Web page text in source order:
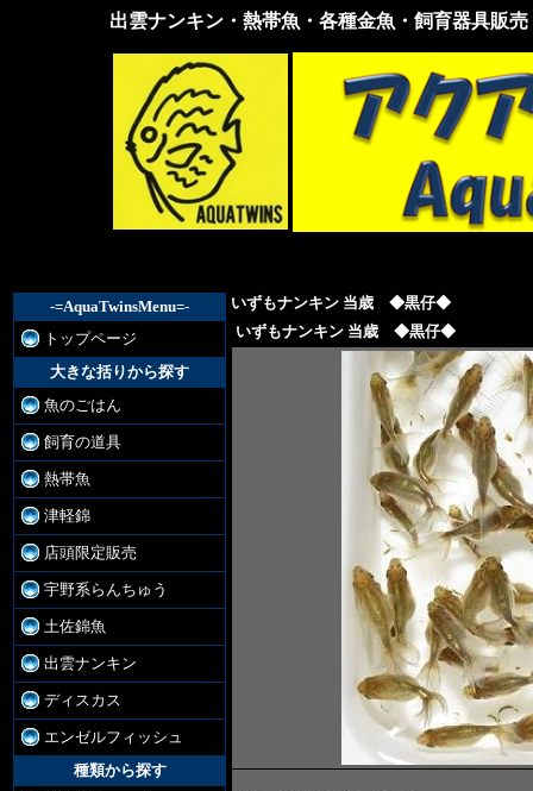
出雲ナンキン・熱帯魚・各種金魚・飼育器具販売
-=AquaTwinsMenu=-
トップページ
大きな括りから探す
魚のごはん
飼育の道具
熱帯魚
津軽錦
店頭限定販売
宇野系らんちゅう
土佐錦魚
出雲ナンキン
ディスカス
エンゼルフィッシュ
種類から探す
いずもナンキン 当歳 ◆黒仔◆
いずもナンキン 当歳 ◆黒仔◆